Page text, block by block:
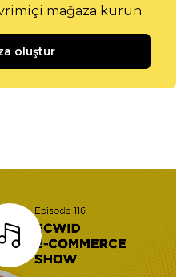
mağaza kurun.
oluştur